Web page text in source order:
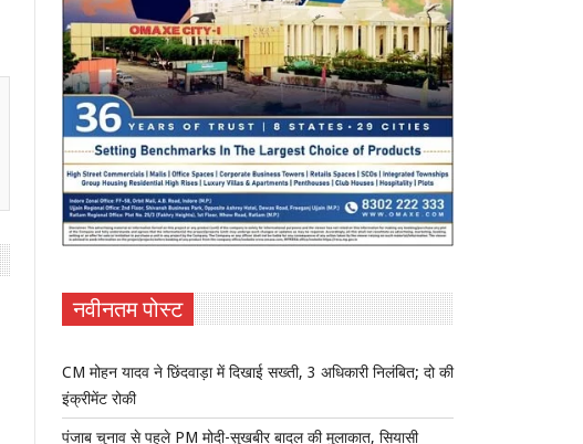
नवीनतम पोस्ट
CM मोहन यादव ने छिंदवाड़ा में दिखाई सख्ती, 3 अधिकारी निलंबित; दो की
इंक्रीमेंट रोकी
पंजाब चुनाव से पहले PM मोदी-सुखबीर बादल की मुलाकात, सियासी